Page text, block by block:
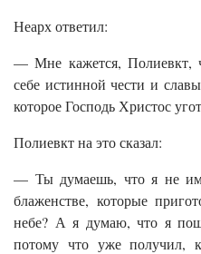
Неарх ответил:
— Мне кажется, Полиевкт,
себе истинной чести и
которое Господь Христос
Полиевкт на это сказал:
— Ты думаешь, что я не
блаженстве, которые
небе? А я думаю, что я
потому что уже получил,